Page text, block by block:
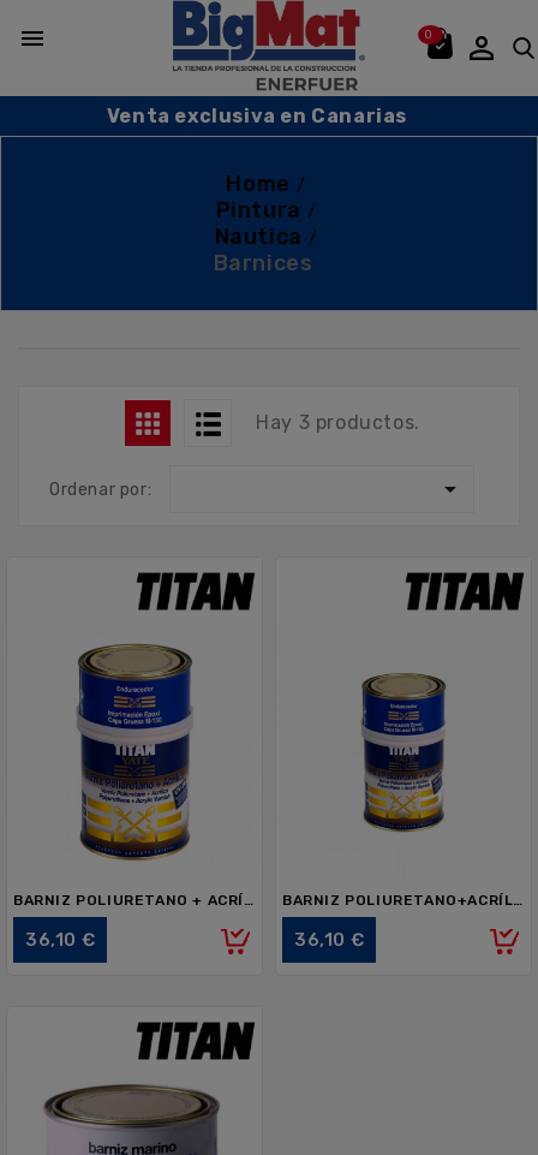
 0 
Venta exclusiva en Canarias
Home
Pintura
Nautica
Barnices
Hay 3 productos.
Ordenar por: 
BARNIZ POLIURETANO + ACRÍLICO TITAN YATE SATINADO 750ml
36,10 €
BARNIZ POLIURETANO+ACRÍLICO TITAN YATE 750ml
36,10 €